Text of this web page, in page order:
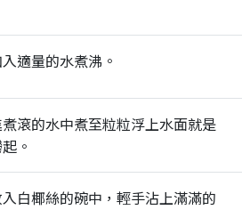
適量的水煮沸。
滾的水中煮至粒粒浮上水面就是
。
白椰絲的碗中，輕手沾上滿滿的